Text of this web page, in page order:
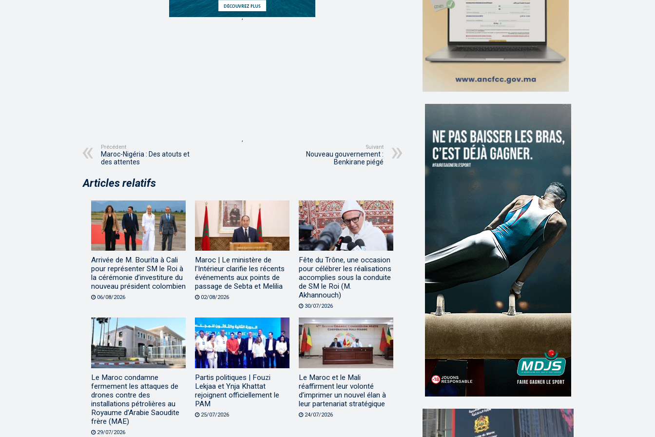
,
,
Précédent
Maroc-Nigéria : Des atouts et
des attentes
Suivant
Nouveau gouvernement :
Benkirane piégé
Articles relatifs
Arrivée de M. Bourita à Cali
pour représenter SM le Roi à
la cérémonie d’investiture du
nouveau président colombien
06/08/2026
Maroc | Le ministère de
l’Intérieur clarifie les récents
événements aux points de
passage de Sebta et Melilia
02/08/2026
Fête du Trône, une occasion
pour célébrer les réalisations
accomplies sous la conduite
de SM le Roi (M.
Akhannouch)
30/07/2026
Le Maroc condamne
fermement les attaques de
drones contre des
installations pétrolières au
Royaume d’Arabie Saoudite
frère (MAE)
29/07/2026
Partis politiques | Fouzi
Lekjaa et Ynja Khattat
rejoignent officiellement le
PAM
25/07/2026
Le Maroc et le Mali
réaffirment leur volonté
d’imprimer un nouvel élan à
leur partenariat stratégique
24/07/2026